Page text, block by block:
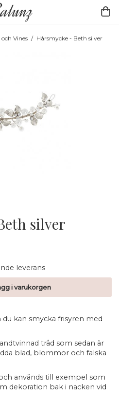
Vines / Hårsmycke - Beth silver
silver
leverans
i varukorgen
du kan smycka frisyren med
tråd som sedan är
blad, blommor och falska
används till exempel som
dekoration bak i nacken vid